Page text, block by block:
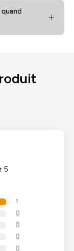
5
1
0
0
0
0